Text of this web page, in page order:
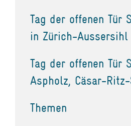
Tag der offenen Tür
in Zürich-Aussersihl
Tag der offenen Tür
Aspholz, Cäsar-
Themen